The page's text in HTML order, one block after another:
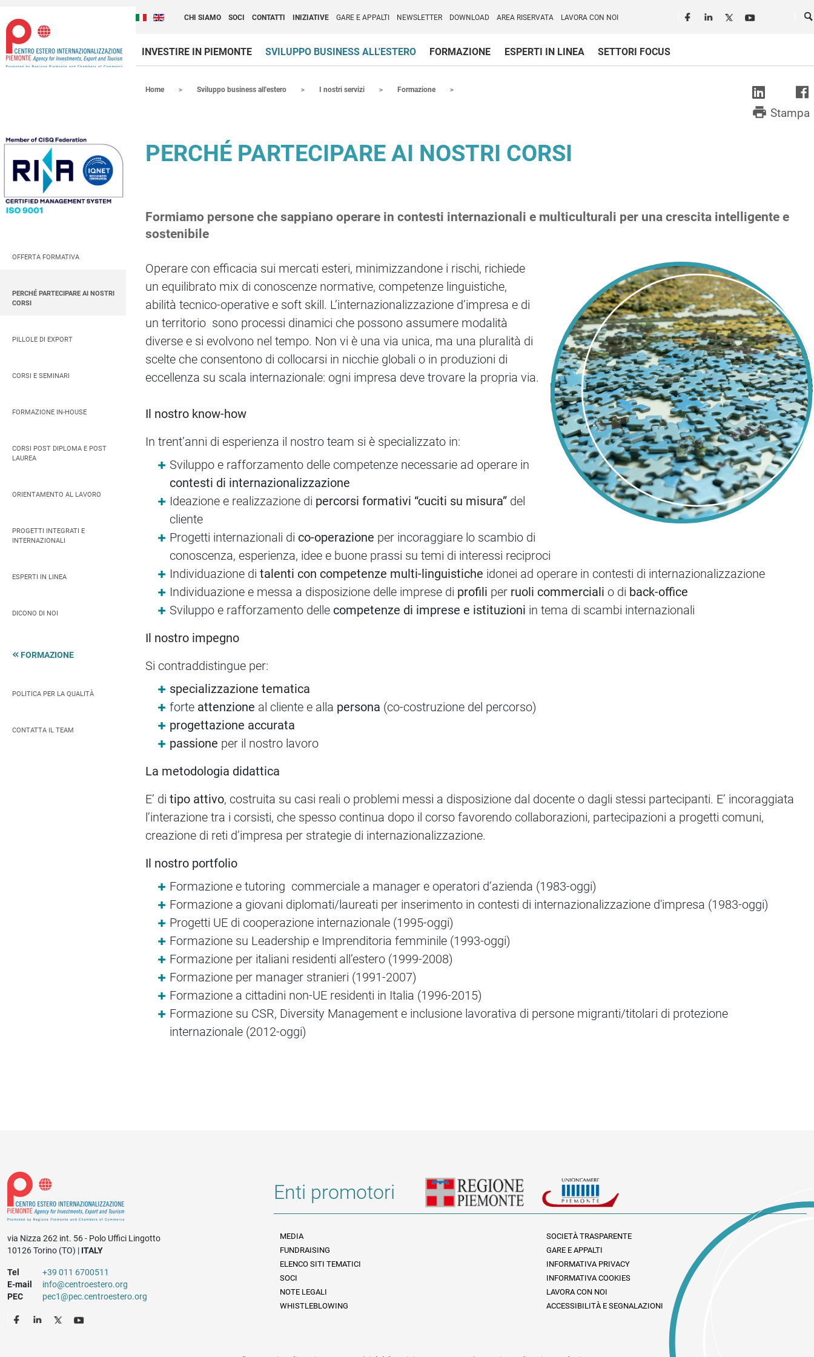
Italiano (Italia)
English (United Kingdom)
CHI SIAMO SOCI CONTATTI INIZIATIVE GARE E APPALTI NEWSLETTER DOWNLOAD AREA RISERVATA LAVORA CON NOI Seguici in rete
INVESTIRE IN PIEMONTE SVILUPPO BUSINESS ALL'ESTERO FORMAZIONE ESPERTI IN LINEA
SETTORI FOCUS
Home Sviluppo business all'estero I nostri servizi Formazione
print Stampa
PERCHÉ PARTECIPARE AI NOSTRI CORSI
Formiamo persone che sappiano operare in contesti internazionali e multiculturali per una crescita intelligente e
sostenibile
Operare con efficacia sui mercati esteri, minimizzandone i rischi, richiede
un equilibrato mix di conoscenze normative, competenze linguistiche,
abilità tecnico-operative e soft skill. L’internazionalizzazione d’impresa e di
un territorio sono processi dinamici che possono assumere modalità
diverse e si evolvono nel tempo. Non vi è una via unica, ma una pluralità di
scelte che consentono di collocarsi in nicchie globali o in produzioni di
eccellenza su scala internazionale: ogni impresa deve trovare la propria via.
Il nostro know-how
In trent’anni di esperienza il nostro team si è specializzato in:
Sviluppo e rafforzamento delle competenze necessarie ad operare in
contesti di internazionalizzazione
Ideazione e realizzazione di percorsi formativi “cuciti su misura” del
cliente
Progetti internazionali di co-operazione per incoraggiare lo scambio di
conoscenza, esperienza, idee e buone prassi su temi di interessi reciproci
Individuazione di talenti con competenze multi-linguistiche idonei ad operare in contesti di internazionalizzazione
Individuazione e messa a disposizione delle imprese di profili per ruoli commerciali o di back-office
Sviluppo e rafforzamento delle competenze di imprese e istituzioni in tema di scambi internazionali
Il nostro impegno
Si contraddistingue per:
specializzazione tematica
forte attenzione al cliente e alla persona (co-costruzione del percorso)
progettazione accurata
passione per il nostro lavoro
La metodologia didattica
E’ di tipo attivo, costruita su casi reali o problemi messi a disposizione dal docente o dagli stessi partecipanti. E’ incoraggiata
l’interazione tra i corsisti, che spesso continua dopo il corso favorendo collaborazioni, partecipazioni a progetti comuni,
creazione di reti d’impresa per strategie di internazionalizzazione.
Il nostro portfolio
Formazione e tutoring commerciale a manager e operatori d’azienda (1983-oggi)
Formazione a giovani diplomati/laureati per inserimento in contesti di internazionalizzazione d'impresa (1983-oggi)
Progetti UE di cooperazione internazionale (1995-oggi)
Formazione su Leadership e Imprenditoria femminile (1993-oggi)
Formazione per italiani residenti all’estero (1999-2008)
Formazione per manager stranieri (1991-2007)
Formazione a cittadini non-UE residenti in Italia (1996-2015)
Formazione su CSR, Diversity Management e inclusione lavorativa di persone migranti/titolari di protezione
internazionale (2012-oggi)
OFFERTA FORMATIVA
PERCHÉ PARTECIPARE AI NOSTRI
CORSI
PILLOLE DI EXPORT
CORSI E SEMINARI
FORMAZIONE IN-HOUSE
CORSI POST DIPLOMA E POST
LAUREA
ORIENTAMENTO AL LAVORO
PROGETTI INTEGRATI E
INTERNAZIONALI
ESPERTI IN LINEA
DICONO DI NOI
FORMAZIONE
POLITICA PER LA QUALITÀ
CONTATTA IL TEAM
via Nizza 262 int. 56 - Polo Uffici Lingotto
10126 Torino (TO) | ITALY
Tel
+39 011 6700511
E-mail
info@centroestero.org
PEC
pec1@pec.centroestero.org
Enti promotori
Informazioni legali e trasparenza
MEDIA
SOCIETÀ TRASPARENTE
FUNDRAISING
GARE E APPALTI
ELENCO SITI TEMATICI
INFORMATIVA PRIVACY
SOCI
INFORMATIVA COOKIES
NOTE LEGALI
LAVORA CON NOI
WHISTLEBLOWING
ACCESSIBILITÀ E SEGNALAZIONI